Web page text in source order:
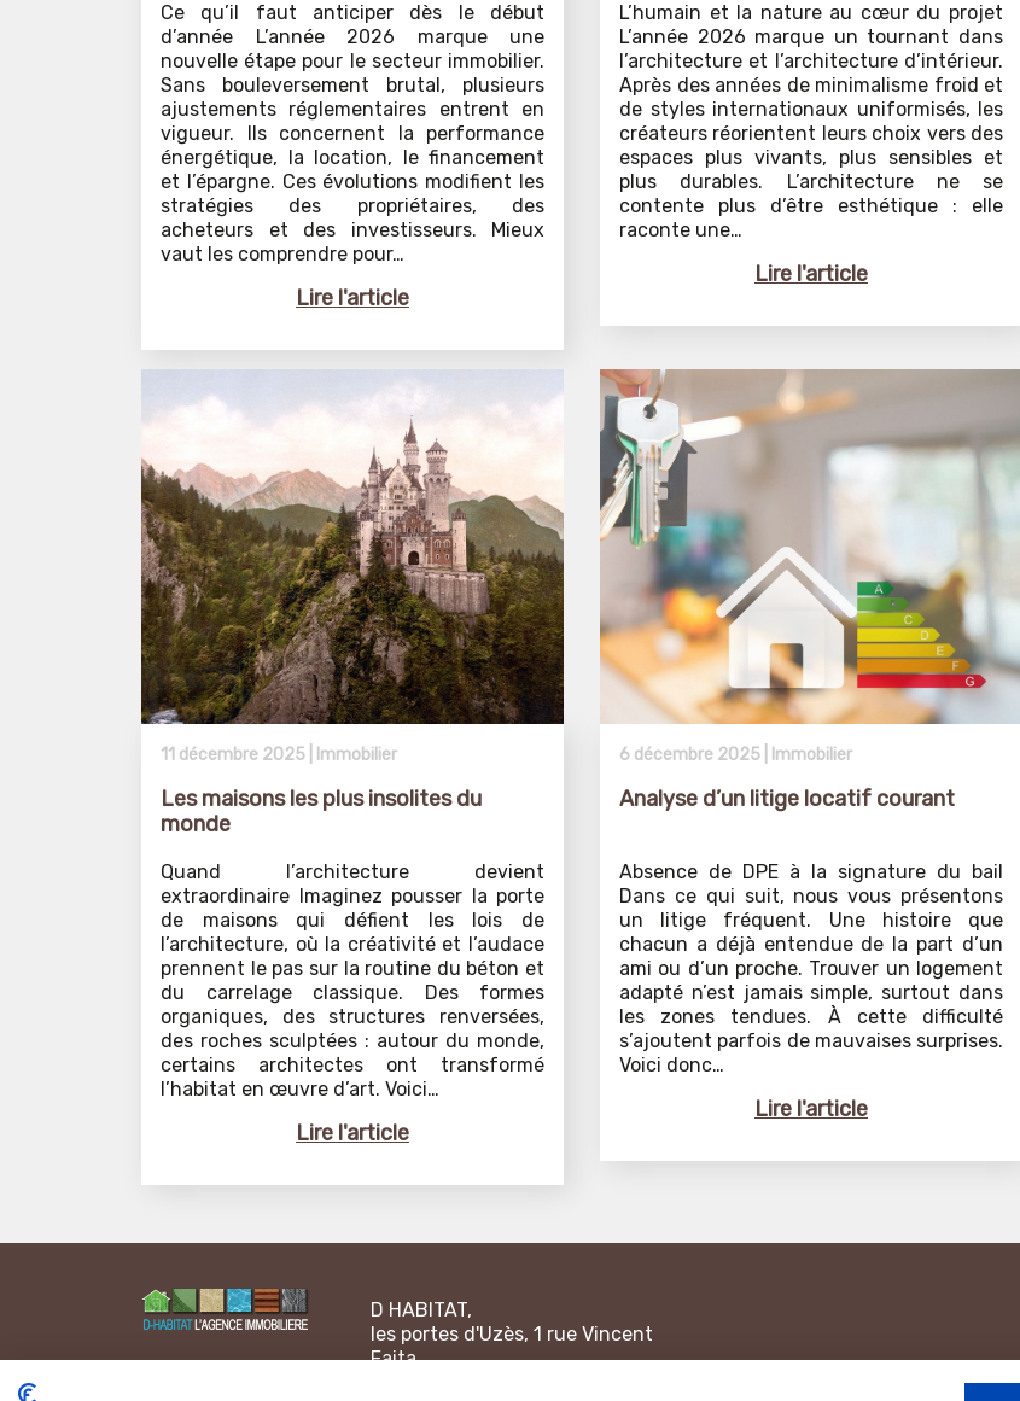
Ce qu’il faut anticiper dès le début
d’année L’année 2026 marque une
nouvelle étape pour le secteur immobilier.
Sans bouleversement brutal, plusieurs
ajustements réglementaires entrent en
vigueur. Ils concernent la performance
énergétique, la location, le financement
et l’épargne. Ces évolutions modifient les
stratégies des propriétaires, des
acheteurs et des investisseurs. Mieux
vaut les comprendre pour…
Lire l'article
L’humain et la nature au cœur du projet
L’année 2026 marque un tournant dans
l’architecture et l’architecture d’intérieur.
Après des années de minimalisme froid et
de styles internationaux uniformisés, les
créateurs réorientent leurs choix vers des
espaces plus vivants, plus sensibles et
plus durables. L’architecture ne se
contente plus d’être esthétique : elle
raconte une…
Lire l'article
11 décembre 2025 | Immobilier
Les maisons les plus insolites du
monde
Quand l’architecture devient
extraordinaire Imaginez pousser la porte
de maisons qui défient les lois de
l’architecture, où la créativité et l’audace
prennent le pas sur la routine du béton et
du carrelage classique. Des formes
organiques, des structures renversées,
des roches sculptées : autour du monde,
certains architectes ont transformé
l’habitat en œuvre d’art. Voici…
Lire l'article
6 décembre 2025 | Immobilier
Analyse d’un litige locatif courant
Absence de DPE à la signature du bail
Dans ce qui suit, nous vous présentons
un litige fréquent. Une histoire que
chacun a déjà entendue de la part d’un
ami ou d’un proche. Trouver un logement
adapté n’est jamais simple, surtout dans
les zones tendues. À cette difficulté
s’ajoutent parfois de mauvaises surprises.
Voici donc…
Lire l'article
D HABITAT,
les portes d'Uzès, 1 rue Vincent
Faita